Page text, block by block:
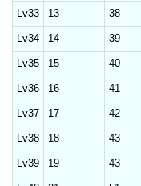
Lv33 13 38
Lv34 14 39
Lv35 15 40
Lv36 16 41
Lv37 17 42
Lv38 18 43
Lv39 19 43